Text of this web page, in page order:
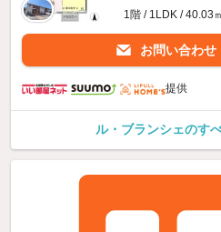
1階 / 1LDK / 40.03
お問い合わせ
提供
ル・ブランシェのす